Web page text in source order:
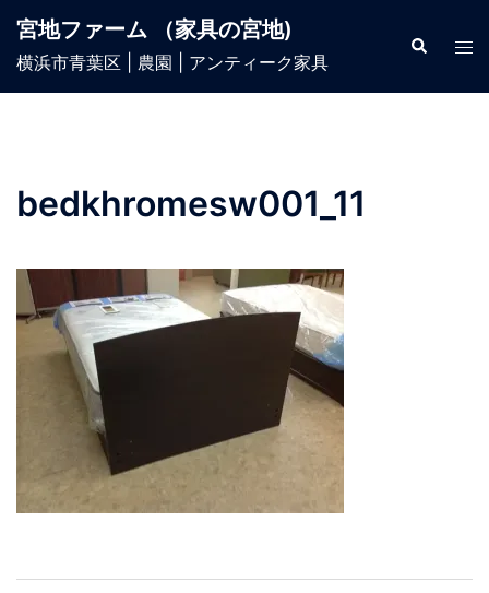
宮地ファーム （家具の宮地)
横浜市青葉区 | 農園 | アンティーク家具
bedkhromesw001_11